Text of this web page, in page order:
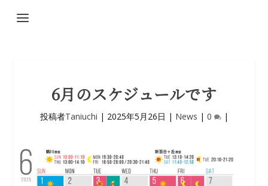
6月のスケジュールです
投稿者Taniuchi | 2025年5月26日 | News | 0 |